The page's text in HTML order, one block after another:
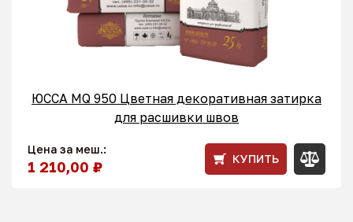
ЮССА MQ 950 Цветная декоративная затирка
для расшивки швов
Цена за меш.:
1 210,00 ₽ КУПИТЬ